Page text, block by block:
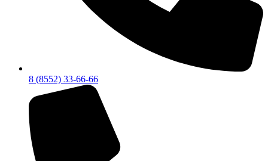
8 (8552) 33-66-66